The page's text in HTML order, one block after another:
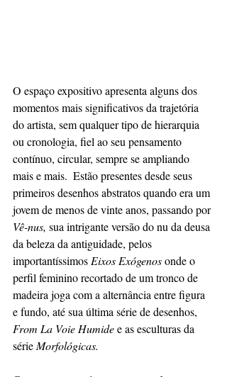
O espaço expositivo apresenta alguns dos
momentos mais significativos da trajetória
do artista, sem qualquer tipo de hierarquia
ou cronologia, fiel ao seu pensamento
contínuo, circular, sempre se ampliando
mais e mais.  Estão presentes desde seus
primeiros desenhos abstratos quando era um
jovem de menos de vinte anos, passando por
Vê-nus, sua intrigante versão do nu da deusa
da beleza da antiguidade, pelos
importantíssimos Eixos Exógenos onde o
perfil feminino recortado de um tronco de
madeira joga com a alternância entre figura
e fundo, até sua última série de desenhos,
From La Voie Humide e as esculturas da
série Morfológicas.